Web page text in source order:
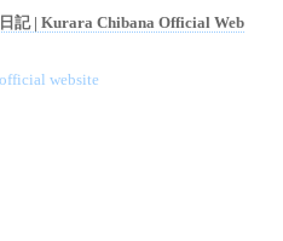
日記 | Kurara Chibana Official Web
website